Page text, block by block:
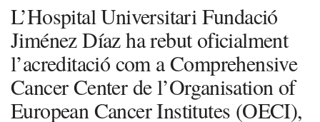
L’Hospital Universitari Fundació
Jiménez Díaz ha rebut oficialment
l’acreditació com a Comprehensive
Cancer Center de l’Organisation of
European Cancer Institutes (OECI),